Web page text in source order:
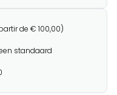
de € 100,00)
standaard